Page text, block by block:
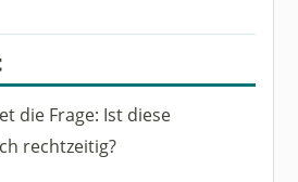
die Frage: Ist diese
rechtzeitig?